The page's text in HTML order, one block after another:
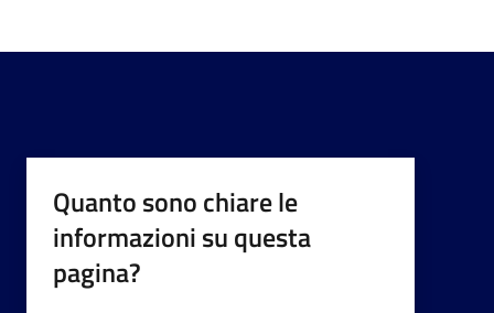
Quanto sono chiare le
informazioni su questa
pagina?